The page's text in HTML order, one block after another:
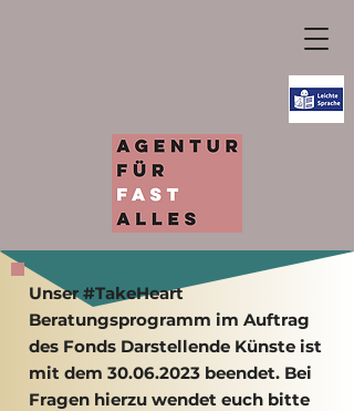
Unser #TakeHeart
Beratungsprogramm im Auftrag
des Fonds Darstellende Künste ist
mit dem 30.06.2023 beendet. Bei
Fragen hierzu wendet euch bitte